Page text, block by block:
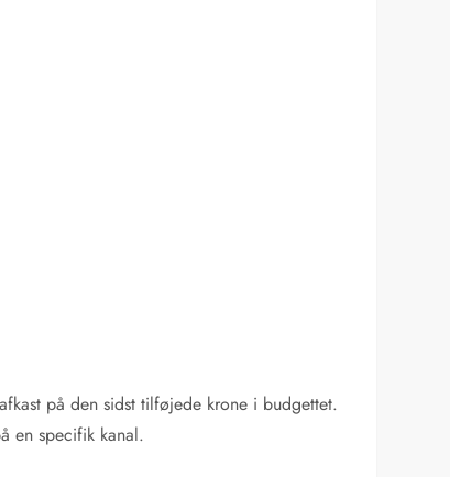
på den sidst tilføjede krone i budgettet.
en specifik kanal.